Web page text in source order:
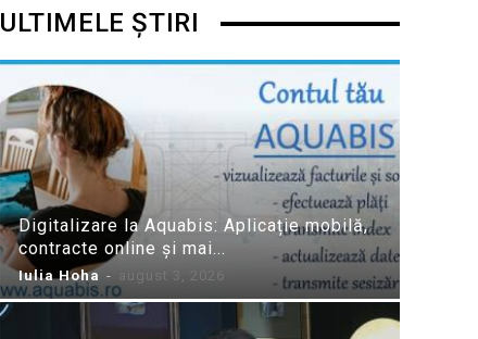
ULTIMELE ȘTIRI
Digitalizare la Aquabis: Aplicație mobilă,
contracte online și mai...
Iulia Hoha - august 3, 2026